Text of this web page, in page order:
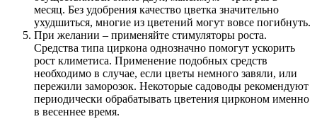
месяц. Без удобрения качество цветка значительно
ухудшиться, многие из цветений могут вовсе погибнуть.
При желании – применяйте стимуляторы роста.
Средства типа циркона однозначно помогут ускорить
рост климетиса. Применение подобных средств
необходимо в случае, если цветы немного завяли, или
пережили заморозок. Некоторые садоводы рекомендуют
периодически обрабатывать цветения цирконом именно
в весеннее время.